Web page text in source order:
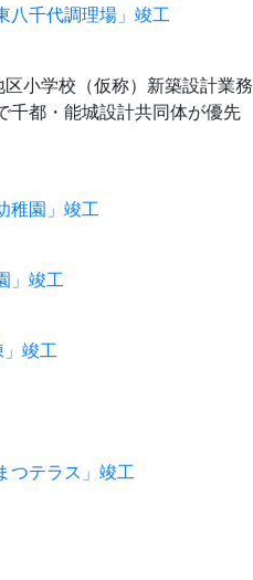
八千代調理場」竣工
小学校（仮称）新築設計業務
千都・能城設計共同体が優先
稚園」竣工
」竣工
」竣工
つテラス」竣工